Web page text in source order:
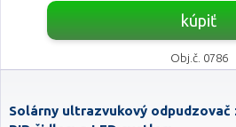
kúpiť
Obj.č. 0786
Solárny ultrazvukový odpudzovač